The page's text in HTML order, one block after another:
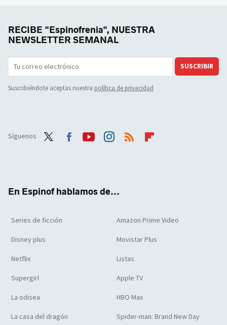
RECIBE "Espinofrenia", NUESTRA
NEWSLETTER SEMANAL
SUSCRIBIR
Suscribiéndote aceptas nuestra política de privacidad
Síguenos
En Espinof hablamos de...
Series de ficción Amazon Prime Video
Disney plus Movistar Plus
Netflix Listas
Supergirl Apple TV
La odisea HBO Max
La casa del dragón Spider-man: Brand New Day